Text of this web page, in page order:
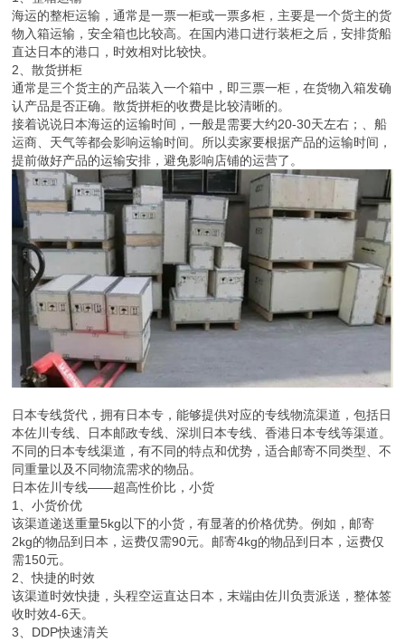
海运的整柜运输，通常是一票一柜或一票多柜，主要是一个货主的货
物入箱运输，安全箱也比较高。在国内港口进行装柜之后，安排货船
直达日本的港口，时效相对比较快。
2、散货拼柜
通常是三个货主的产品装入一个箱中，即三票一柜，在货物入箱发确
认产品是否正确。散货拼柜的收费是比较清晰的。
接着说说日本海运的运输时间，一般是需要大约20-30天左右；、船
运商、天气等都会影响运输时间。所以卖家要根据产品的运输时间，
提前做好产品的运输安排，避免影响店铺的运营了。
日本专线货代，拥有日本专，能够提供对应的专线物流渠道，包括日
本佐川专线、日本邮政专线、深圳日本专线、香港日本专线等渠道。
不同的日本专线渠道，有不同的特点和优势，适合邮寄不同类型、不
同重量以及不同物流需求的物品。
日本佐川专线——超高性价比，小货
1、小货价优
该渠道递送重量5kg以下的小货，有显著的价格优势。例如，邮寄
2kg的物品到日本，运费仅需90元。邮寄4kg的物品到日本，运费仅
需150元。
2、快捷的时效
该渠道时效快捷，头程空运直达日本，末端由佐川负责派送，整体签
收时效4-6天。
3、DDP快速清关